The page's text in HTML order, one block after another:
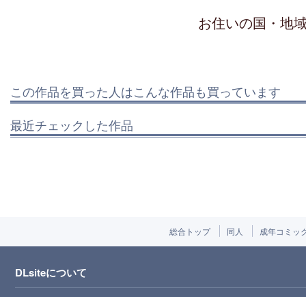
お住いの国・地
この作品を買った人はこんな作品も買っています
最近チェックした作品
総合トップ 同人 成年コミッ
DLsiteについて